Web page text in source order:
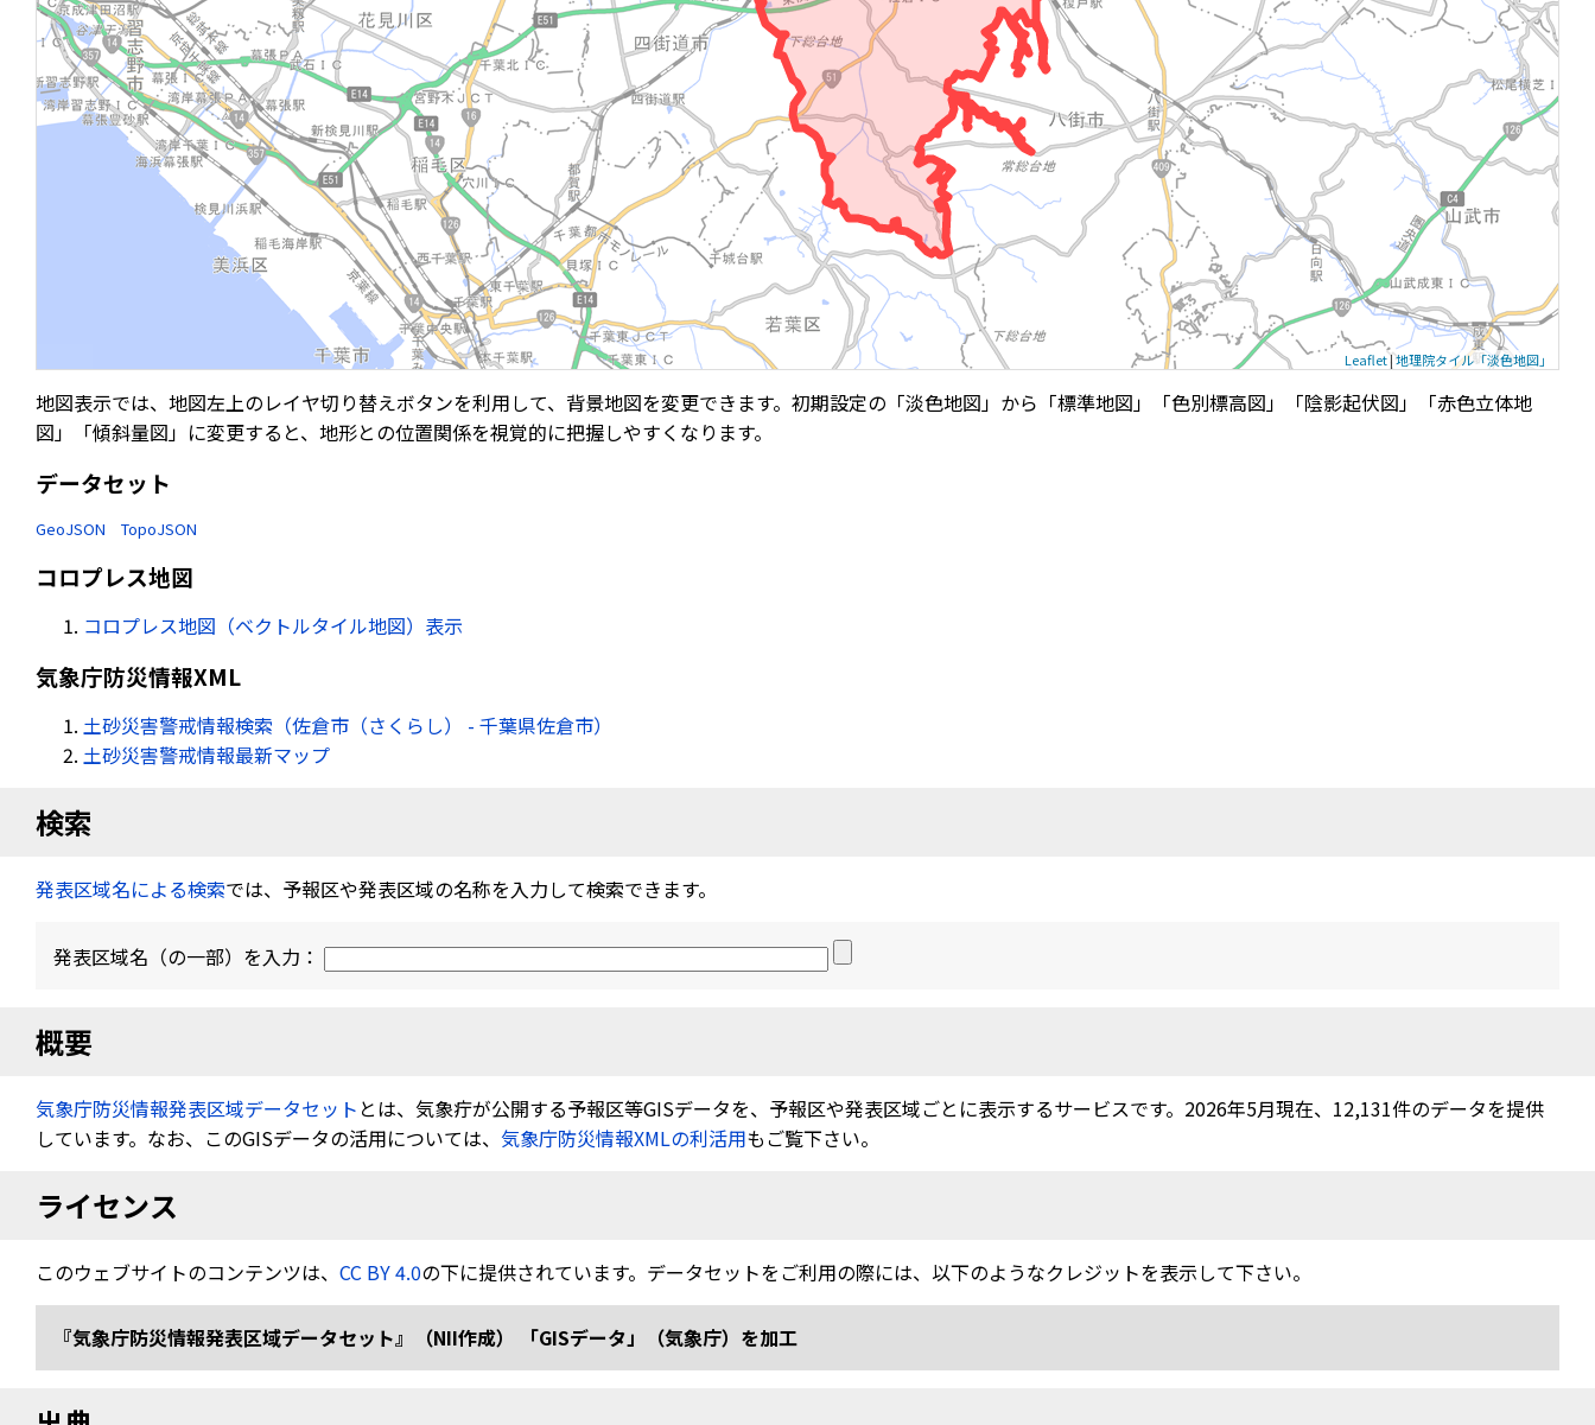
Leaflet|地理院タイル「淡色地図」
地図表示では、地図左上のレイヤ切り替えボタンを利用して、背景地図を変更できます。初期設定の「淡色地図」から「標準地図」「色別標高図」「陰影起伏図」「赤色立体地
図」「傾斜量図」に変更すると、地形との位置関係を視覚的に把握しやすくなります。
データセット
GeoJSON TopoJSON
コロプレス地図
コロプレス地図（ベクトルタイル地図）表示
気象庁防災情報XML
土砂災害警戒情報検索（佐倉市（さくらし） - 千葉県佐倉市）
土砂災害警戒情報最新マップ
検索
発表区域名による検索では、予報区や発表区域の名称を入力して検索できます。
発表区域名（の一部）を入力：
概要
気象庁防災情報発表区域データセット とは、気象疔が公開する予報区等GISデータを、予報区や発表区域ごとに表示するサービスです。2026年5月現在、12,131件のデータを提供
しています。なお、このGISデータの活用については、 気象庁防災情報XMLの利活用もご覧下さい。
ライセンス
このウェブサイトのコンテンツは、 CC BY 4.0の下に提供されています。データセットをご利用の際には、以下のようなクレジットを表示して下さい。
『気象庁防災情報発表区域データセット』（NII作成） 「GISデータ」（気象庁）を加工